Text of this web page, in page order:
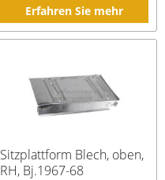
Erfahren Sie mehr
Sitzplattform Blech, oben,
RH, Bj.1967-68